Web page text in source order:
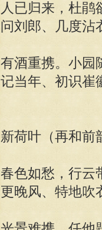
人已归来，杜鹃
问刘郎、几度沾
有酒重携。小园
记当年、初识崔
新荷叶（再和前
春色如愁，行云
更晚风、特地吹